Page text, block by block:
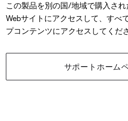
この製品を別の国/地域で購入さ
Webサイトにアクセスして、すべ
プコンテンツにアクセスしてくだ
サポートホーム